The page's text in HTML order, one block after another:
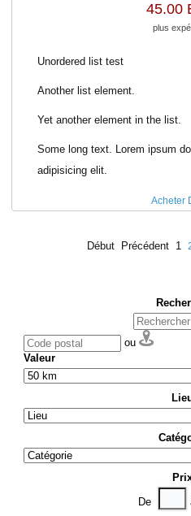
45.00
plus
Unordered list test
Another list element.
Yet another element in the list.
Some long text. Lorem ipsum
adipisicing elit.
Acheter
Début Précédent 1
ou
Valeur
De